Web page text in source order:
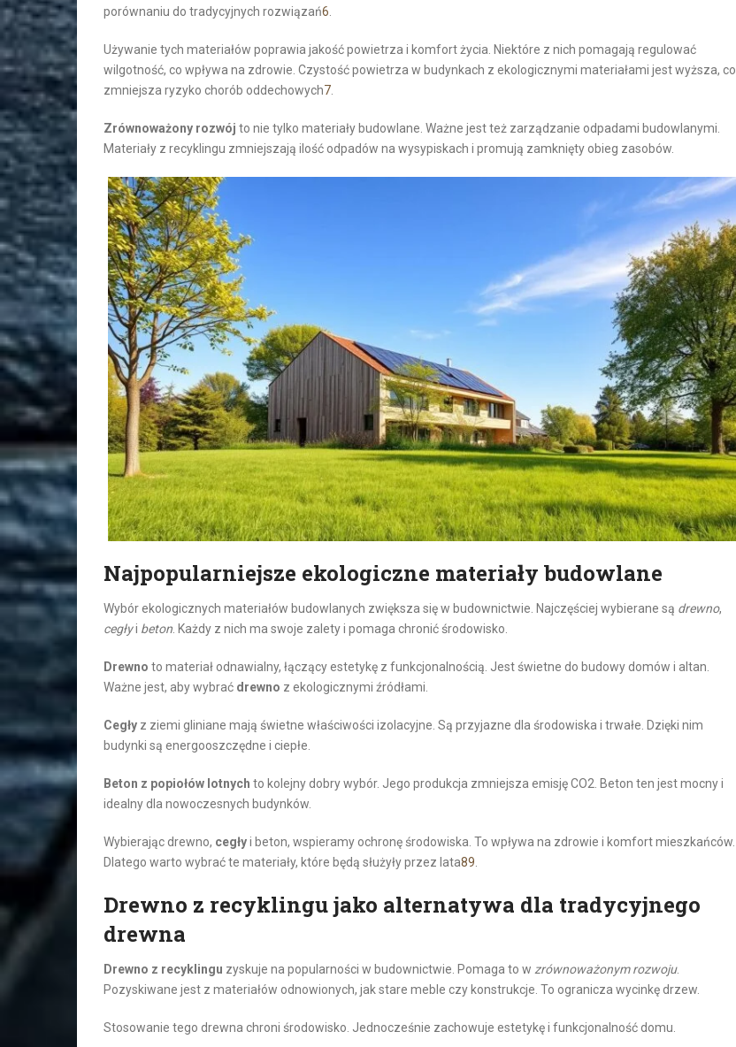
porównaniu do tradycyjnych rozwiązań6
Używanie tych materiałów poprawia jakość powietrza i komfort życia. Niektóre z nich pomagają regulować
wilgotność, co wpływa na zdrowie. Czystość powietrza w budynkach z ekologicznymi materiałami jest wyższa, co
zmniejsza ryzyko chorób oddechowych7
Zrównoważony rozwój to nie tylko materiały budowlane. Ważne jest też zarządzanie odpadami budowlanymi.
Materiały z recyklingu zmniejszają ilość odpadów na wysypiskach i promują zamknięty obieg zasobów.
Najpopularniejsze ekologiczne materiały budowlane
Wybór ekologicznych materiałów budowlanych zwiększa się w budownictwie. Najczęściej wybierane są drewno,
cegłyi beton . Każdy z nich ma swoje zalety i pomaga chronić środowisko.
Drewno to materiał odnawialny, łączący estetykę z funkcjonalnością. Jest świetne do budowy domów i altan.
Ważne jest, aby wybrać drewno z ekologicznymi źródłami.
Cegły z ziemi gliniane mają świetne właściwości izolacyjne. Są przyjazne dla środowiska i trwałe. Dzięki nim
budynki są energooszczędne i ciepłe.
Beton z popiołów lotnych to kolejny dobry wybór. Jego produkcja zmniejsza emisję CO2. Beton ten jest mocny i
idealny dla nowoczesnych budynków.
Wybierając drewno, cegłyi beton, wspieramy ochronę środowiska. To wpływa na zdrowie i komfort mieszkańców.
Dlatego warto wybrać te materiały, które będą służyły przez lata89
Drewno z recyklingu jako alternatywa dla tradycyjnego
drewna
Drewno z recyklingu zyskuje na popularności w budownictwie. Pomaga to w zrównoważonym rozwoju.
Pozyskiwane jest z materiałów odnowionych, jak stare meble czy konstrukcje. To ogranicza wycinkę drzew.
Stosowanie tego drewna chroni środowisko. Jednocześnie zachowuje estetykę i funkcjonalność domu.